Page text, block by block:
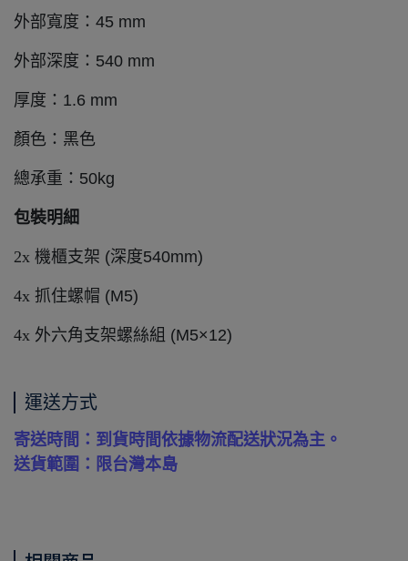
外部寬度：45 mm
外部深度：540 mm
厚度：1.6 mm
顏色：黑色
總承重：50kg
包裝明細
2x 機櫃支架 (深度540mm)
4x 抓住螺帽 (M5)
4x 外六角支架螺絲組 (M5×12)
運送方式
寄送時間：到貨時間依據物流配送狀況為主。
送貨範圍：限台灣本島